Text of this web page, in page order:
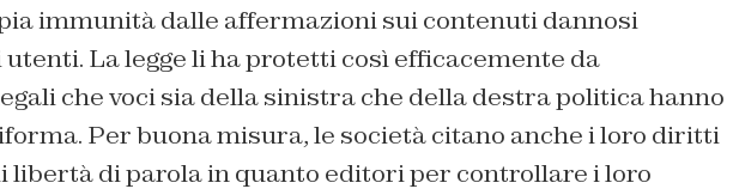
immunità dalle affermazioni sui contenuti dannosi
La legge li ha protetti così efficacemente da
che voci sia della sinistra che della destra politica hanno
Per buona misura, le società citano anche i loro diritti
libertà di parola in quanto editori per controllare i loro